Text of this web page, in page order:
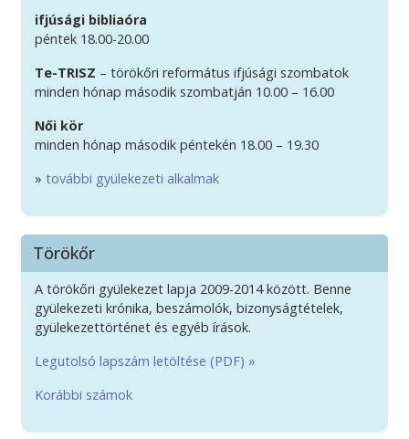
ifjúsági bibliaóra
péntek 18.00-20.00
Te-TRISZ – törökőri református ifjúsági szombatok
minden hónap második szombatján 10.00 – 16.00
Női kör
minden hónap második péntekén 18.00 – 19.30
» további gyülekezeti alkalmak
Törökőr
A törökőri gyülekezet lapja 2009-2014 között. Benne
gyülekezeti krónika, beszámolók, bizonyságtételek,
gyülekezettörténet és egyéb írások.
Legutolsó lapszám letöltése (PDF) »
Korábbi számok